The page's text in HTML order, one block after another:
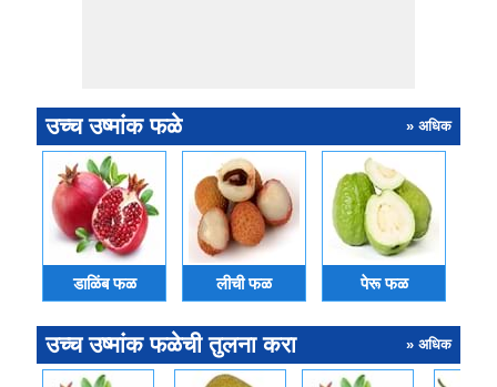
उच्च उष्मांक फळे » अधिक
डाळिंब फळ लीची फळ पेरू फळ
उच्च उष्मांक फळेची तुलना करा » अधिक